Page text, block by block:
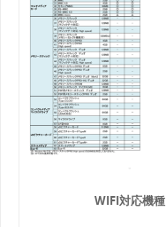
WIFI対応機種